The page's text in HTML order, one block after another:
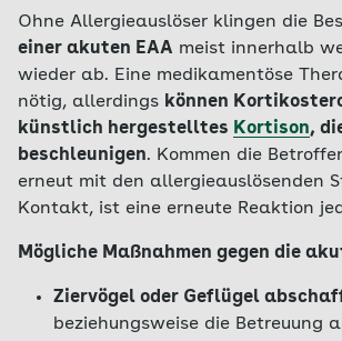
Ohne Allergieauslöser klingen die
einer akuten EAA meist innerhalb
wieder ab. Eine medikamentöse
nötig, allerdings können
künstlich hergestelltes Kortison,
beschleunigen. Kommen die
erneut mit den allergieauslösenden
Kontakt, ist eine erneute Reaktion
Mögliche Maßnahmen gegen die
Ziervögel oder Geflügel
beziehungsweise die Betreuung